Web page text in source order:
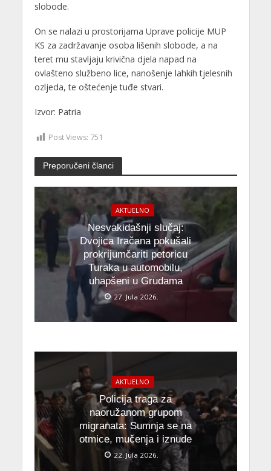
slobode.
On se nalazi u prostorijama Uprave policije MUP
KS za zadržavanje osoba lišenih slobode, a na
teret mu stavljaju krivična djela napad na
ovlašteno službeno lice, nanošenje lahkih tjelesnih
ozljeda, te oštećenje tuđe stvari.
Izvor: Patria
Post Views: 751
Preporučeni članci
AKTUELNO
Nesvakidašnji slučaj:
Dvojica Iračana pokušali
prokrijumčariti petoricu
Turaka u automobilu,
uhapšeni u Grudama
27. Jula 2026.
AKTUELNO
Policija traga za
naoružanom grupom
migranata: Sumnja se na
otmice, mučenja i iznude
22. Jula 2026.